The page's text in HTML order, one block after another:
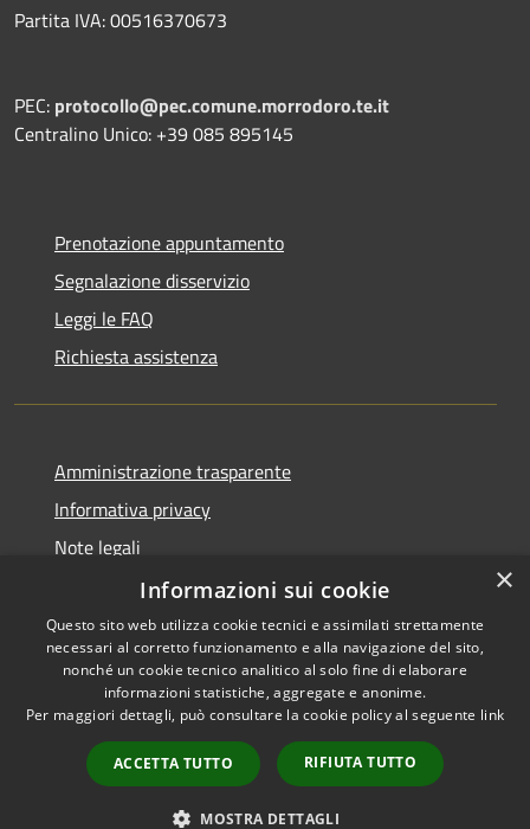
Partita IVA: 00516370673
PEC: protocollo@pec.comune.morrodoro.te.it
Centralino Unico: +39 085 895145
Prenotazione appuntamento
Segnalazione disservizio
Leggi le FAQ
Richiesta assistenza
Amministrazione trasparente
Informativa privacy
Note legali
Dichiarazione di accessibilità
RSS
Accessibilità
Copyright © 2026 • Comune di
Municipium•
Accesso
redazione
×
Informazioni sui cookie
Questo sito web utilizza cookie tecnici e assimilati strettamente
necessari al corretto funzionamento e alla navigazione del sito,
nonché un cookie tecnico analitico al solo fine di elaborare
informazioni statistiche, aggregate e anonime.
Per maggiori dettagli, può consultare la cookie policy al seguente link
ACCETTA TUTTO RIFIUTA TUTTO
MOSTRA DETTAGLI